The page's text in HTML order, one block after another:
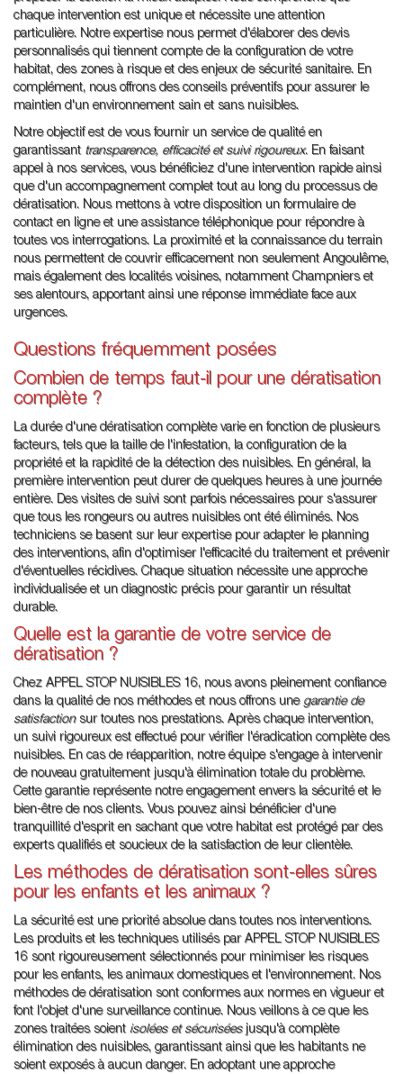
chaque intervention est unique et nécessite une attention
particulière. Notre expertise nous permet d'élaborer des devis
personnalisés qui tiennent compte de la configuration de votre
habitat, des zones à risque et des enjeux de sécurité sanitaire. En
complément, nous offrons des conseils préventifs pour assurer le
maintien d'un environnement sain et sans nuisibles.
Notre objectif est de vous fournir un service de qualité en
garantissant transparence, efficacité et suivi rigoureux. En faisant
appel à nos services, vous bénéficiez d'une intervention rapide ainsi
que d'un accompagnement complet tout au long du processus de
dératisation. Nous mettons à votre disposition un formulaire de
contact en ligne et une assistance téléphonique pour répondre à
toutes vos interrogations. La proximité et la connaissance du terrain
nous permettent de couvrir efficacement non seulement Angoulême,
mais également des localités voisines, notamment Champniers et
ses alentours, apportant ainsi une réponse immédiate face aux
urgences.
Questions fréquemment posées
Combien de temps faut-il pour une dératisation
complète ?
La durée d'une dératisation complète varie en fonction de plusieurs
facteurs, tels que la taille de l'infestation, la configuration de la
propriété et la rapidité de la détection des nuisibles. En général, la
première intervention peut durer de quelques heures à une journée
entière. Des visites de suivi sont parfois nécessaires pour s'assurer
que tous les rongeurs ou autres nuisibles ont été éliminés. Nos
techniciens se basent sur leur expertise pour adapter le planning
des interventions, afin d'optimiser l'efficacité du traitement et prévenir
d'éventuelles récidives. Chaque situation nécessite une approche
individualisée et un diagnostic précis pour garantir un résultat
durable.
Quelle est la garantie de votre service de
dératisation ?
Chez APPEL STOP NUISIBLES 16, nous avons pleinement confiance
dans la qualité de nos méthodes et nous offrons une garantie de
satisfactionsur toutes nos prestations. Après chaque intervention,
un suivi rigoureux est effectué pour vérifier l'éradication complète des
nuisibles. En cas de réapparition, notre équipe s'engage à intervenir
de nouveau gratuitement jusqu'à élimination totale du problème.
Cette garantie représente notre engagement envers la sécurité et le
bien-être de nos clients. Vous pouvez ainsi bénéficier d'une
tranquillité d'esprit en sachant que votre habitat est protégé par des
experts qualifiés et soucieux de la satisfaction de leur clientèle.
Les méthodes de dératisation sont-elles sûres
pour les enfants et les animaux ?
La sécurité est une priorité absolue dans toutes nos interventions.
Les produits et les techniques utilisés par APPEL STOP NUISIBLES
16 sont rigoureusement sélectionnés pour minimiser les risques
pour les enfants, les animaux domestiques et l'environnement. Nos
méthodes de dératisation sont conformes aux normes en vigueur et
font l'objet d'une surveillance continue. Nous veillons à ce que les
zones traitées soient isolées et sécuriséesjusqu'à complète
élimination des nuisibles, garantissant ainsi que les habitants ne
soient exposés à aucun danger. En adoptant une approche